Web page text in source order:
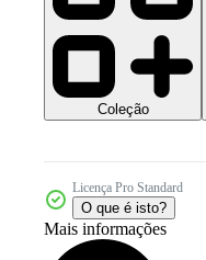
Coleção
Licença Pro Standard
O que é isto?
Mais informações